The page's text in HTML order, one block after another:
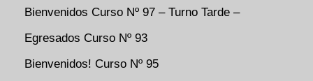
Bienvenidos Curso Nº 97 – Turno Tarde –
Egresados Curso Nº 93
Bienvenidos! Curso Nº 95